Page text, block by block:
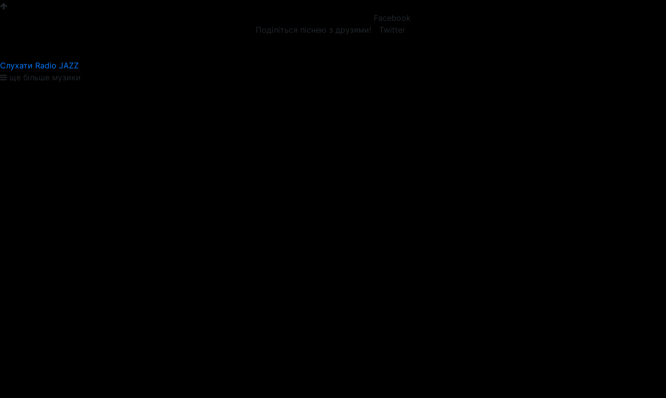
Поділіться піснею з друзями!
Facebook
Twitter
Слухати Radio JAZZ
ще більше музики